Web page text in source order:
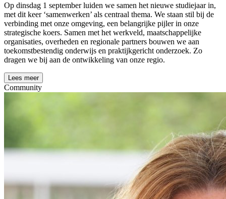
Op dinsdag 1 september luiden we samen het nieuwe studiejaar in,
met dit keer ‘samenwerken’ als centraal thema. We staan stil bij de
verbinding met onze omgeving, een belangrijke pijler in onze
strategische koers. Samen met het werkveld, maatschappelijke
organisaties, overheden en regionale partners bouwen we aan
toekomstbestendig onderwijs en praktijkgericht onderzoek. Zo
dragen we bij aan de ontwikkeling van onze regio.
Lees meer
Community